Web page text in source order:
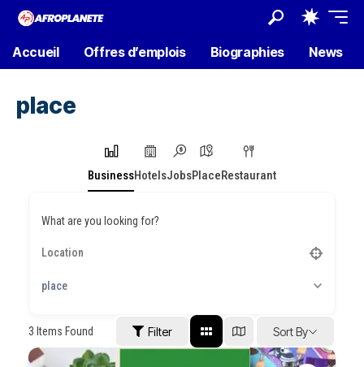
Accueil Offres d’emplois Biographies News
place
BusinessHotelsJobsPlaceRestaurant
What are you looking for?
place
3 Items Found Filter Sort By